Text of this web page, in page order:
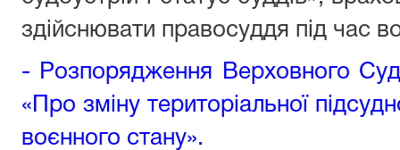
здійснювати правосуддя під час
- Розпорядження Верховного
«Про зміну територіальної
воєнного стану».